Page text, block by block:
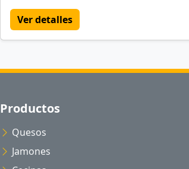
Ver detalles
Productos
Quesos
Jamones